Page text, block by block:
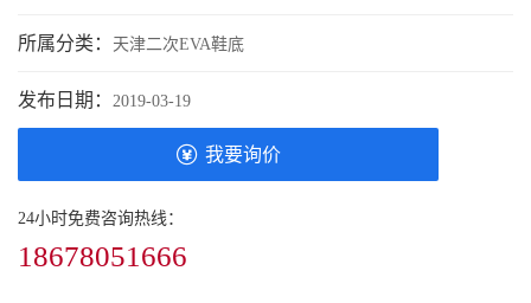
所属分类： 天津二次EVA鞋底
发布日期： 2019-03-19
我要询价
24小时免费咨询热线：
18678051666